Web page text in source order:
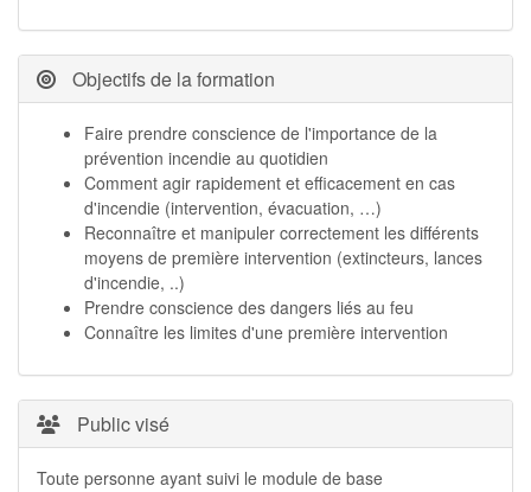
Objectifs de la formation
Faire prendre conscience de l'importance de la
prévention incendie au quotidien
Comment agir rapidement et efficacement en cas
d'incendie (intervention, évacuation, …)
Reconnaître et manipuler correctement les différents
moyens de première intervention (extincteurs, lances
d'incendie, ..)
Prendre conscience des dangers liés au feu
Connaître les limites d'une première intervention
Public visé
Toute personne ayant suivi le module de base